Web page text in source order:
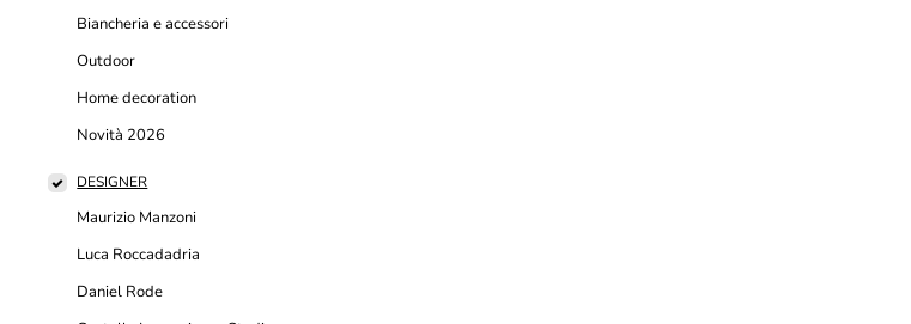
Biancheria e accessori
Outdoor
Home decoration
Novità 2026
DESIGNER
Maurizio Manzoni
Luca Roccadadria
Daniel Rode